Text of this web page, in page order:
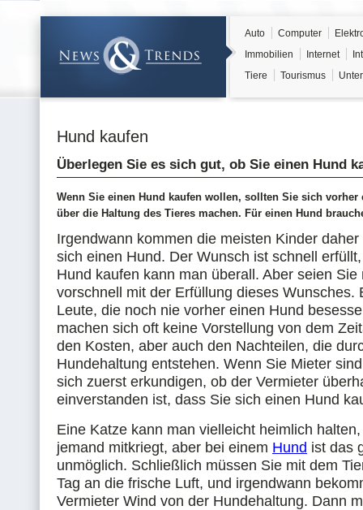
Auto Computer
Immobilien
Internet
Tiere
Tourismus
Hund kaufen
Überlegen Sie es sich gut, ob Sie einen Hund
Wenn Sie einen Hund kaufen wollen, sollten Sie sich vorher
über die Haltung des Tieres machen. Für einen Hund
Irgendwann kommen die meisten Kinder
sich einen Hund. Der Wunsch ist schnell
Hund kaufen kann man überall. Aber seien Sie
vorschnell mit der Erfüllung dieses Wunsches.
Leute, die noch nie vorher einen Hund
machen sich oft keine Vorstellung von dem
den Kosten, aber auch den Nachteilen, die
Hundehaltung entstehen. Wenn Sie Mieter
sich zuerst erkundigen, ob der Vermieter
einverstanden ist, dass Sie sich einen Hund
Eine Katze kann man vielleicht heimlich
jemand mitkriegt, aber bei einem Hund ist das
unmöglich. Schließlich müssen Sie mit dem
Tag an die frische Luft, und irgendwann
Vermieter Wind von der Hundehaltung. Dann